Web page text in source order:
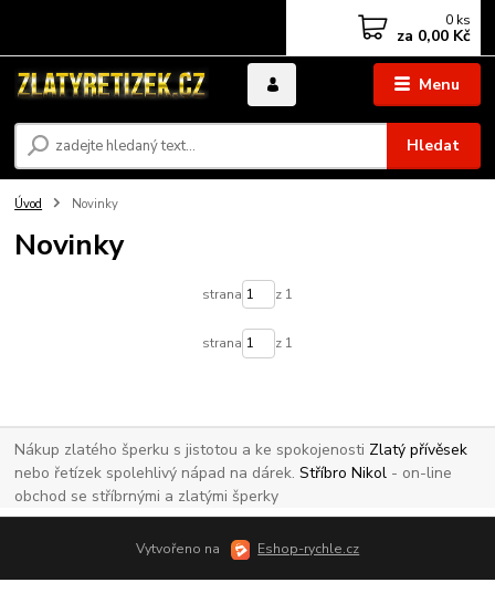
Menu
Hledat
0 ks
za 0,00 Kč
Úvod Novinky
Novinky
strana z 1
strana z 1
Nákup zlatého šperku s jistotou a ke spokojenosti Zlatý přívěsek
nebo řetízek spolehlivý nápad na dárek.Stříbro Nikol - on-line
obchod se stříbrnými a zlatými šperky
Vytvořeno na Eshop-rychle.cz